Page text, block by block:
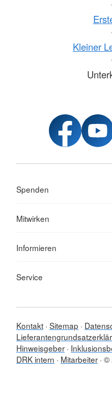
Kleiner
Spenden
Mitwirken
Informieren
Service
Kontakt Sitemap
Hinweisgeber
DRK intern
Mitarbeiter ©